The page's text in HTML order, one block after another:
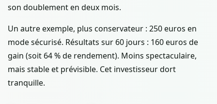
son doublement en deux mois.
Un autre exemple, plus conservateur : 250 euros en
mode sécurisé. Résultats sur 60 jours : 160 euros de
gain (soit 64 % de rendement). Moins spectaculaire,
mais stable et prévisible. Cet investisseur dort
tranquille.